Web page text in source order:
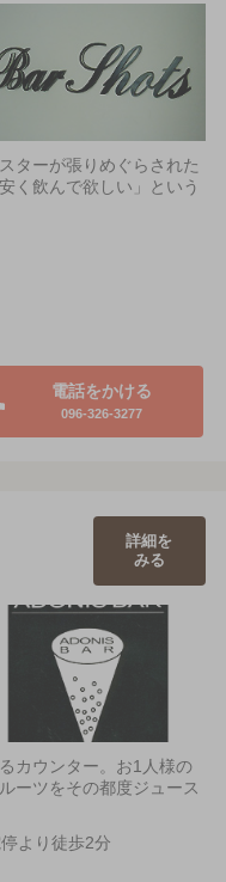
ターが張りめぐらされた
く飲んで欲しい」という
電話をかける
096-326-3277
詳細を
みる
カウンター。お1人様の
ーツをその都度ジュース
より徒歩2分